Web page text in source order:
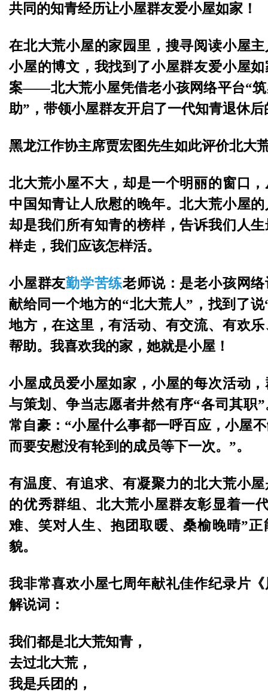
共同的知青经历让小屋群友爱小屋如家！
在北大荒小屋的家园里，搜寻阅读小屋
小屋的博文，我找到了小屋群友爱小屋
案——北大荒小屋凭借老小孩网络平台“
助”，带领小屋群友开启了一代知青退休
黑龙江作协主席贾宏图先生如此评价北大
北大荒小屋不大，却是一个明丽的窗口
中国知青让人欣慰的晚年。北大荒小屋
却是我们所有知青的榜样，告诉我们人
样走，我们应该怎样活。
小屋群友勤学苦练老师说：是老小孩网
献给同一个地方的“北大荒人”，找到了
地方，在这里，有活动、有交流、有欢
帮助。我喜欢我的家，她就是小屋！
小屋成员爱小屋如家，小屋的每次活动
与策划、争当志愿者井然有序“各司其职
常自豪：“小屋什么事都一呼百应，小屋
而要安慰没有轮到的成员等下一次。”。
有温度、有追求、有凝聚力的北大荒小
的优秀群组、北大荒小屋群友彰显着一
难、笑对人生、抱团取暖、桑榆晚晴”正
貌。
我非常喜欢小屋七周年献礼佳作纪录片
解说词：
我们都是北大荒知青，
去过北大荒，
我是兵团的，